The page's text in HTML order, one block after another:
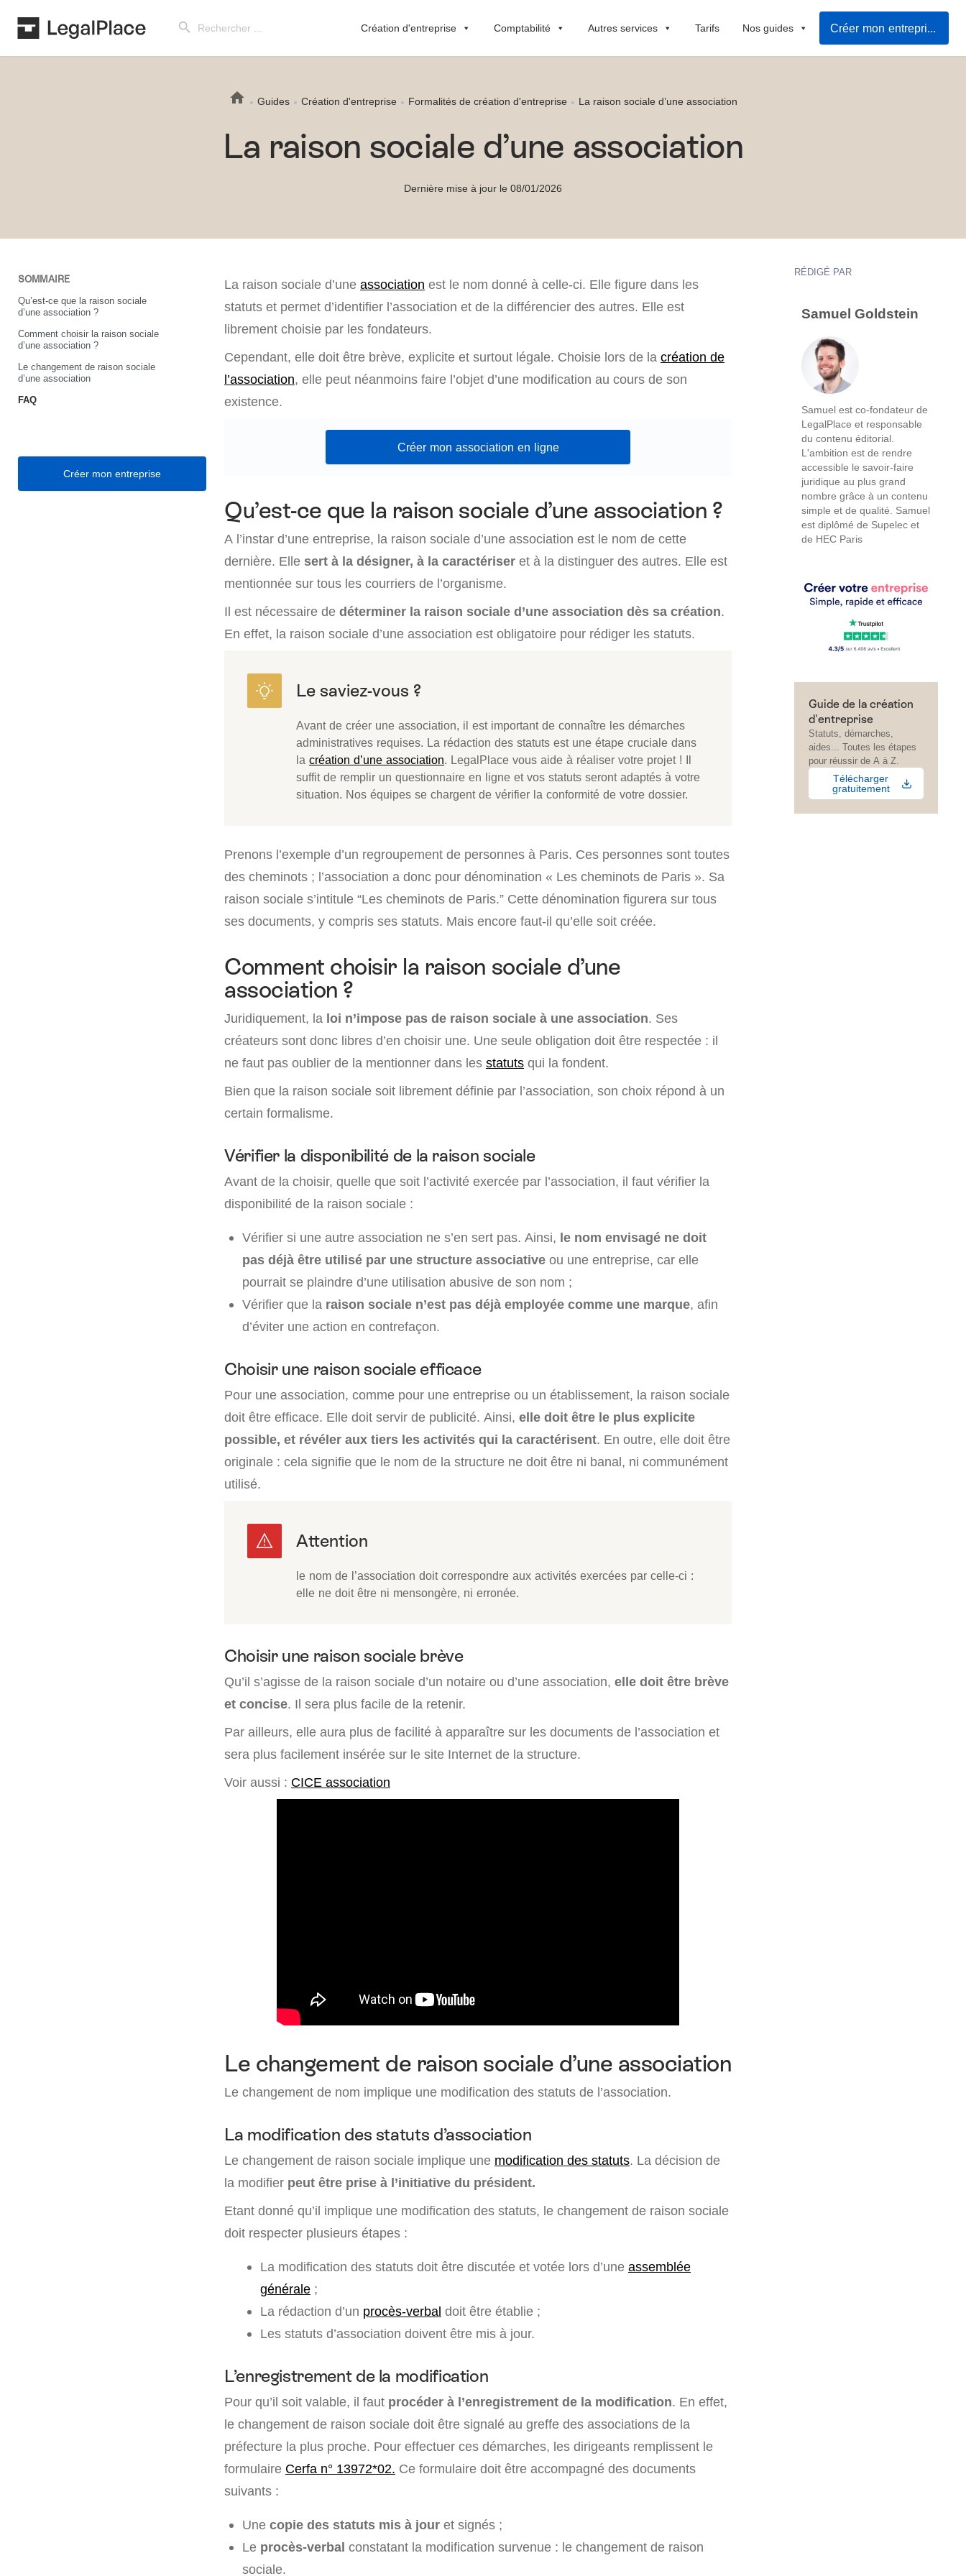
for:
Création d'entreprise Comptabilité Autres services Tarifs Nos guides Créer mon entreprise
Guides Création d'entreprise Formalités de création d'entreprise La raison sociale d’une association
La raison sociale d’une association
Dernière mise à jour le 08/01/2026
SOMMAIRE
Qu’est-ce que la raison sociale
d’une association ?
Comment choisir la raison sociale
d’une association ?
Le changement de raison sociale
d’une association
FAQ
Créer mon entreprise
La raison sociale d’une association est le nom donné à celle-ci. Elle figure dans les
statuts et permet d’identifier l’association et de la différencier des autres. Elle est
librement choisie par les fondateurs.
Cependant, elle doit être brève, explicite et surtout légale. Choisie lors de la création de
l’association, elle peut néanmoins faire l’objet d’une modification au cours de son
existence.
Créer mon association en ligne
Qu’est-ce que la raison sociale d’une association ?
A l’instar d’une entreprise, la raison sociale d’une association est le nom de cette
dernière. Elle sert à la désigner, à la caractériser et à la distinguer des autres. Elle est
mentionnée sur tous les courriers de l’organisme.
Il est nécessaire de déterminer la raison sociale d’une association dès sa création.
En effet, la raison sociale d’une association est obligatoire pour rédiger les statuts.
Avant de créer une association, il est important de connaître les démarches
administratives requises. La rédaction des statuts est une étape cruciale dans
la création d’une association. LegalPlace vous aide à réaliser votre projet ! Il
suffit de remplir un questionnaire en ligne et vos statuts seront adaptés à votre
situation. Nos équipes se chargent de vérifier la conformité de votre dossier.
Prenons l’exemple d’un regroupement de personnes à Paris. Ces personnes sont toutes
des cheminots ; l’association a donc pour dénomination « Les cheminots de Paris ». Sa
raison sociale s’intitule “Les cheminots de Paris.” Cette dénomination figurera sur tous
ses documents, y compris ses statuts. Mais encore faut-il qu’elle soit créée.
Comment choisir la raison sociale d’une
association ?
Juridiquement, la loi n’impose pas de raison sociale à une association. Ses
créateurs sont donc libres d’en choisir une. Une seule obligation doit être respectée : il
ne faut pas oublier de la mentionner dans les statuts qui la fondent.
Bien que la raison sociale soit librement définie par l’association, son choix répond à un
certain formalisme.
Vérifier la disponibilité de la raison sociale
Avant de la choisir, quelle que soit l’activité exercée par l’association, il faut vérifier la
disponibilité de la raison sociale :
Vérifier si une autre association ne s’en sert pas. Ainsi, le nom envisagé ne doit
pas déjà être utilisé par une structure associative ou une entreprise, car elle
pourrait se plaindre d’une utilisation abusive de son nom ;
Vérifier que la raison sociale n’est pas déjà employée comme une marque, afin
d’éviter une action en contrefaçon.
Choisir une raison sociale efficace
Pour une association, comme pour une entreprise ou un établissement, la raison sociale
doit être efficace. Elle doit servir de publicité. Ainsi, elle doit être le plus explicite
possible, et révéler aux tiers les activités qui la caractérisent. En outre, elle doit être
originale : cela signifie que le nom de la structure ne doit être ni banal, ni communément
utilisé.
le nom de l’association doit correspondre aux activités exercées par celle-ci :
elle ne doit être ni mensongère, ni erronée.
Choisir une raison sociale brève
Qu’il s’agisse de la raison sociale d’un notaire ou d’une association, elle doit être brève
et concise. Il sera plus facile de la retenir.
Par ailleurs, elle aura plus de facilité à apparaître sur les documents de l’association et
sera plus facilement insérée sur le site Internet de la structure.
Voir aussi : CICE association
Le changement de raison sociale d’une association
Le changement de nom implique une modification des statuts de l’association.
La modification des statuts d’association
Le changement de raison sociale implique une modification des statuts. La décision de
la modifier peut être prise à l’initiative du président.
Etant donné qu’il implique une modification des statuts, le changement de raison sociale
doit respecter plusieurs étapes :
La modification des statuts doit être discutée et votée lors d’une assemblée
générale ;
La rédaction d’un procès-verbal doit être établie ;
Les statuts d’association doivent être mis à jour.
L’enregistrement de la modification
Pour qu’il soit valable, il faut procéder à l’enregistrement de la modification. En effet,
le changement de raison sociale doit être signalé au greffe des associations de la
préfecture la plus proche. Pour effectuer ces démarches, les dirigeants remplissent le
formulaire Cerfa n° 13972*02. Ce formulaire doit être accompagné des documents
suivants :
Une copie des statuts mis à jour et signés ;
Le procès-verbal constatant la modification survenue : le changement de raison
sociale.
RÉDIGÉ PAR
Samuel Goldstein
Samuel est co-fondateur de
LegalPlace et responsable
du contenu éditorial.
L'ambition est de rendre
accessible le savoir-faire
juridique au plus grand
nombre grâce à un contenu
simple et de qualité. Samuel
est diplômé de Supelec et
de HEC Paris
Guide de la création
d'entreprise
Statuts, démarches,
aides... Toutes les étapes
pour réussir de A à Z.
Télécharger
gratuitement